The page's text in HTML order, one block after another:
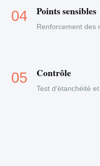
Points sensibles
Renforcement des
Contrôle
Test d'étanchéité et